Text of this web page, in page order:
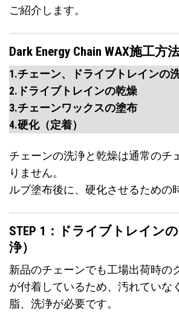
ご紹介します。
Dark Energy Chain WAX施工
1.チェーン、ドライブトレインの
2.ドライブトレインの乾燥
3.チェーンワックスの塗布
4.硬化（定着）
チェーンの洗浄と乾燥は通常のチ
りません。
ルブ塗布後に、硬化させるための
STEP 1：ドライブトレイン
浄）
新品のチェーンでも工場出荷時の
が付着しているため、汚れていな
脂、洗浄が必要です。